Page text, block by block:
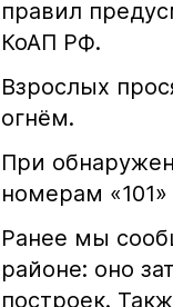
правил
КоАП РФ.
Взрослых
огнём.
При
номерам «101»
Ранее мы
районе: оно
построек.